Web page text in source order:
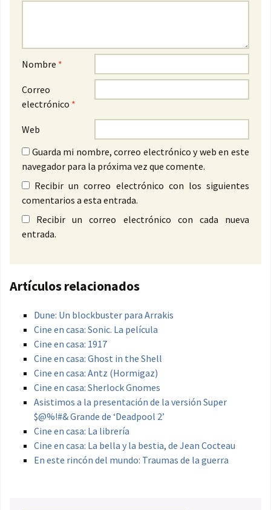
Nombre *
Correo
electrónico *
Web
Guarda mi nombre, correo electrónico y web en este
navegador para la próxima vez que comente.
Recibir un correo electrónico con los siguientes
comentarios a esta entrada.
Recibir un correo electrónico con cada nueva
entrada.
Artículos relacionados
Dune: Un blockbuster para Arrakis
Cine en casa: Sonic. La película
Cine en casa: 1917
Cine en casa: Ghost in the Shell
Cine en casa: Antz (Hormigaz)
Cine en casa: Sherlock Gnomes
Asistimos a la presentación de la versión Super
$@%!#& Grande de ‘Deadpool 2’
Cine en casa: La librería
Cine en casa: La bella y la bestia, de Jean Cocteau
En este rincón del mundo: Traumas de la guerra